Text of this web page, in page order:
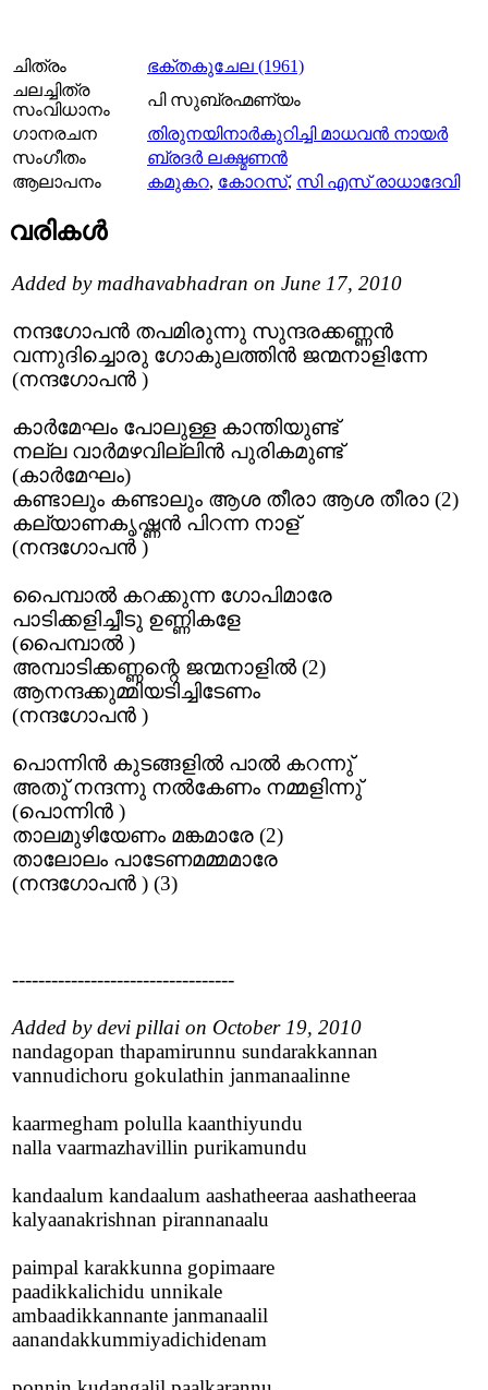
ചിത്രം
ഭക്തകുചേല (1961)
ചലച്ചിത്ര
സംവിധാനം
പി സുബ്രഹ്മണ്യം
ഗാനരചന
തിരുനയിനാര്‍കുറിച്ചി മാധവന്‍ നായര്‍
സംഗീതം
ബ്രദര്‍ ലക്ഷ്മണന്‍
ആലാപനം
കമുകറ, കോറസ്‌, സി എസ്‌ രാധാദേവി
വരികള്‍
Added by madhavabhadran on June 17, 2010
നന്ദഗോപന്‍ തപമിരുന്നു സുന്ദരക്കണ്ണന്‍
വന്നുദിച്ചൊരു ഗോകുലത്തിന്‍ ജന്മനാളിന്നേ
(നന്ദഗോപന്‍ )
കാര്‍മേഘം പോലുള്ള കാന്തിയുണ്ട്
നല്ല വാര്‍മഴവില്ലിന്‍ പുരികമുണ്ട്
(കാര്‍മേഘം)
കണ്ടാലും കണ്ടാലും ആശ തീരാ ആശ തീരാ (2)
കല്യാണകൃഷ്ണന്‍ പിറന്ന നാള്
(നന്ദഗോപന്‍ )
പൈമ്പാല്‍ കറക്കുന്ന ഗോപിമാരേ
പാടിക്കളിച്ചീടു ഉണ്ണികളേ
(പൈമ്പാല്‍ )
അമ്പാടിക്കണ്ണന്റെ ജന്മനാളില്‍ (2)
ആനന്ദക്കുമ്മിയടിച്ചിടേണം
(നന്ദഗോപന്‍ )
പൊന്നിന്‍ കുടങ്ങളില്‍ പാല്‍ കറന്നു്
അതു് നന്ദന്നു നല്‍കേണം നമ്മളിന്നു്
(പൊന്നിന്‍ )
താലമുഴിയേണം മങ്കമാരേ (2)
താലോലം പാടേണമമ്മമാരേ
(നന്ദഗോപന്‍ ) (3)
----------------------------------
Added by devi pillai on October 19, 2010
nandagopan thapamirunnu sundarakkannan
vannudichoru gokulathin janmanaalinne
kaarmegham polulla kaanthiyundu
nalla vaarmazhavillin purikamundu
kandaalum kandaalum aashatheeraa aashatheeraa
kalyaanakrishnan pirannanaalu
paimpal karakkunna gopimaare
paadikkalichidu unnikale
ambaadikkannante janmanaalil
aanandakkummiyadichidenam